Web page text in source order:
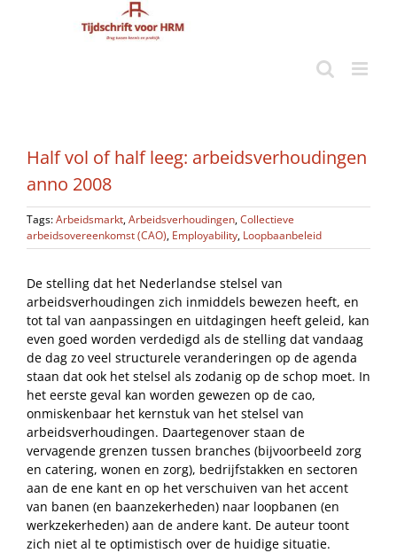
Half vol of half leeg: arbeidsverhoudingen
anno 2008
Tags:Arbeidsmarkt,Arbeidsverhoudingen,Collectieve
arbeidsovereenkomst (CAO), Employability, Loopbaanbeleid
De stelling dat het Nederlandse stelsel van
arbeidsverhoudingen zich inmiddels bewezen heeft, en
tot tal van aanpassingen en uitdagingen heeft geleid, kan
even goed worden verdedigd als de stelling dat vandaag
de dag zo veel structurele veranderingen op de agenda
staan dat ook het stelsel als zodanig op de schop moet. In
het eerste geval kan worden gewezen op de cao,
onmiskenbaar het kernstuk van het stelsel van
arbeidsverhoudingen. Daartegenover staan de
vervagende grenzen tussen branches (bijvoorbeeld zorg
en catering, wonen en zorg), bedrijfstakken en sectoren
aan de ene kant en op het verschuiven van het accent
van banen (en baanzekerheden) naar loopbanen (en
werkzekerheden) aan de andere kant. De auteur toont
zich niet al te optimistisch over de huidige situatie.